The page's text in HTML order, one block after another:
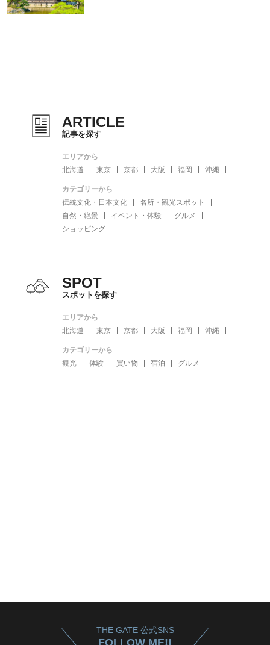
ARTICLE
記事を探す
エリアから
北海道
東京 京都 大阪 福岡 沖縄
カテゴリーから
伝統文化・日本文化
名所・観光スポット
自然・絶景
イベント・体験
グルメ
ショッピング
SPOT
スポットを探す
エリアから
北海道
東京 京都 大阪 福岡 沖縄
カテゴリーから
観光
体験 買い物 宿泊 グルメ
THE GATE 公式SNS